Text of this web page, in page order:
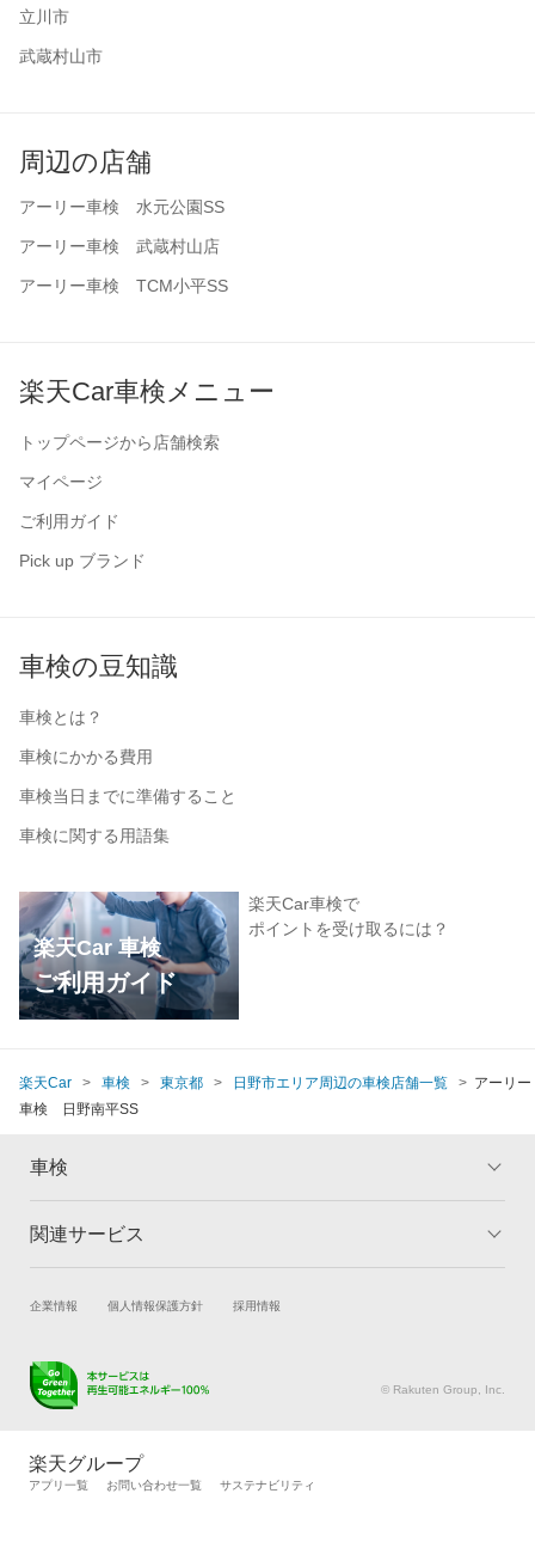
立川市
武蔵村山市
周辺の店舗
アーリー車検 水元公園SS
アーリー車検 武蔵村山店
アーリー車検 TCM小平SS
楽天Car車検メニュー
トップページから店舗検索
マイページ
ご利用ガイド
Pick up ブランド
車検の豆知識
車検とは？
車検にかかる費用
車検当日までに準備すること
車検に関する用語集
楽天Car 車検
ご利用ガイド
楽天Car車検で
ポイントを受け取るには？
楽天Car 車検 東京都 日野市エリア周辺の車検店舗一覧
アーリー
車検 日野南平SS
車検
トップ
車検の基礎知識 キャンペーン一覧
関連サービス
試乗・商談 新車購入
キズ修理予約
メンテナンス管理
タイヤ交換サービス
自動車カタログ 自動車保険
企業情報 個人情報保護方針 採用情報
© Rakuten Group, Inc.
楽天グループ
アプリ一覧 お問い合わせ一覧 サステナビリティ